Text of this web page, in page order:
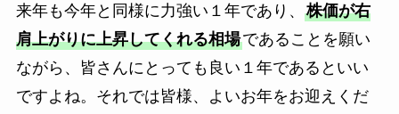
来年も今年と同様に力強い１年であり、 株価が右
肩上がりに上昇してくれる相場であることを願い
ながら、皆さんにとっても良い１年であるといい
ですよね。それでは皆様、よいお年をお迎えくだ